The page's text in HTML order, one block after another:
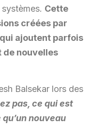
Cette
créées par
ajoutent parfois
nouvelles
Balsekar lors des
pas, ce qui est
nouveau